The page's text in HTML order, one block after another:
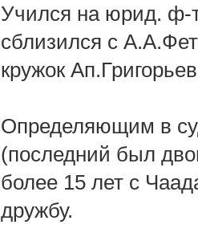
Учился на юрид. ф-
сблизился с
кружок
Определяющим в
(последний был
более 15 лет с
дружбу.